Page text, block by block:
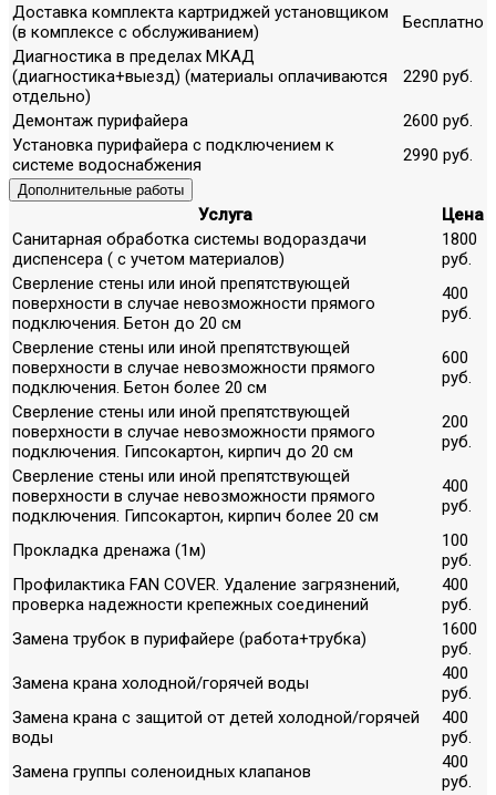
Доставка комплекта картриджей установщиком
(в комплексе с обслуживанием)
Бесплатно
Диагностика в пределах МКАД
(диагностика+выезд) (материалы оплачиваются
отдельно)
2290 руб.
Демонтаж пурифайера
2600 руб.
Установка пурифайера с подключением к
системе водоснабжения
2990 руб.
Дополнительные работы
Услуга
Цена
Санитарная обработка системы водораздачи
диспенсера ( с учетом материалов)
1800
руб.
Сверление стены или иной препятствующей
поверхности в случае невозможности прямого
подключения. Бетон до 20 см
400
руб.
Сверление стены или иной препятствующей
поверхности в случае невозможности прямого
подключения. Бетон более 20 см
600
руб.
Сверление стены или иной препятствующей
поверхности в случае невозможности прямого
подключения. Гипсокартон, кирпич до 20 см
200
руб.
Сверление стены или иной препятствующей
поверхности в случае невозможности прямого
подключения. Гипсокартон, кирпич более 20 см
400
руб.
Прокладка дренажа (1м)
100
руб.
Профилактика FAN COVER. Удаление загрязнений,
проверка надежности крепежных соединений
400
руб.
Замена трубок в пурифайере (работа+трубка)
1600
руб.
Замена крана холодной/горячей воды
400
руб.
Замена крана с защитой от детей холодной/горячей
воды
400
руб.
Замена группы соленоидных клапанов
400
руб.